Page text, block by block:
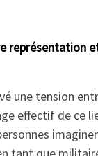
représentation
une tension
effectif de ce
tant que